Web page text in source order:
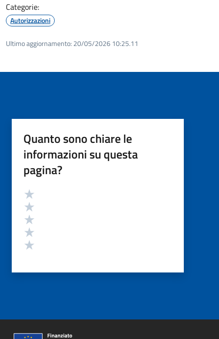
Categorie:
Autorizzazioni
Ultimo aggiornamento: 20/05/2026 10:25.11
Quanto sono chiare le
informazioni su questa
pagina?
Valutazione